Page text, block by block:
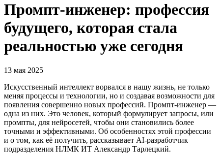
Промпт-инженер: профессия
будущего, которая стала
реальностью уже сегодня
13 мая 2025
Искусственный интеллект ворвался в нашу жизнь, не только
меняя процессы и технологии, но и создавая возможности для
появления совершенно новых профессий. Промпт-инженер —
одна из них. Это человек, который формулирует запросы, или
промпты, для нейросетей, чтобы они становились более
точными и эффективными. Об особенностях этой профессии
и о том, как её получить, рассказывает AI-разработчик
подразделения НЛМК ИТ Александр Тарлецкий.